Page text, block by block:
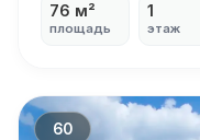
76 м²
площадь
1
этаж
60